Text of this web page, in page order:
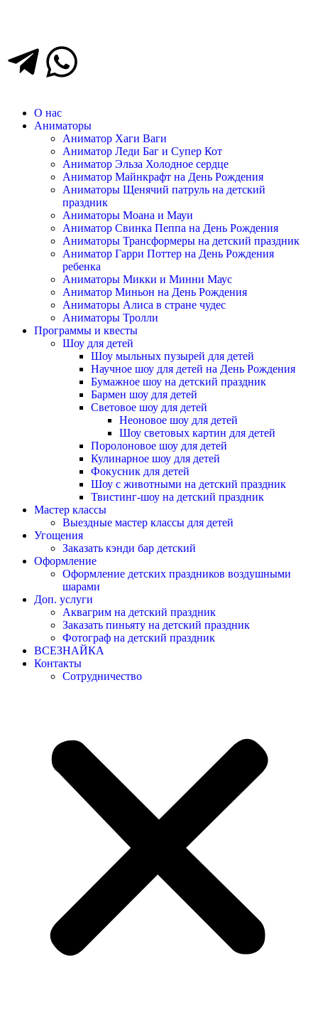
О нас
Аниматоры
Аниматор Хаги Ваги
Аниматор Леди Баг и Супер Кот
Аниматор Эльза Холодное сердце
Аниматор Майнкрафт на День Рождения
Аниматоры Щенячий патруль на детский
праздник
Аниматоры Моана и Мауи
Аниматор Свинка Пеппа на День Рождения
Аниматоры Трансформеры на детский праздник
Аниматор Гарри Поттер на День Рождения
ребенка
Аниматоры Микки и Минни Маус
Аниматор Миньон на День Рождения
Аниматоры Алиса в стране чудес
Аниматоры Тролли
Программы и квесты
Шоу для детей
Шоу мыльных пузырей для детей
Научное шоу для детей на День Рождения
Бумажное шоу на детский праздник
Бармен шоу для детей
Световое шоу для детей
Неоновое шоу для детей
Шоу световых картин для детей
Поролоновое шоу для детей
Кулинарное шоу для детей
Фокусник для детей
Шоу с животными на детский праздник
Твистинг-шоу на детский праздник
Мастер классы
Выездные мастер классы для детей
Угощения
Заказать кэнди бар детский
Оформление
Оформление детских праздников воздушными
шарами
Доп. услуги
Аквагрим на детский праздник
Заказать пиньяту на детский праздник
Фотограф на детский праздник
ВСЕЗНАЙКА
Контакты
Сотрудничество